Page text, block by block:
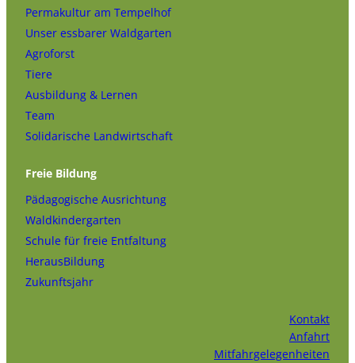
Permakultur am Tempelhof
Unser essbarer Waldgarten
Agroforst
Tiere
Ausbildung & Lernen
Team
Solidarische Landwirtschaft
Freie Bildung
Pädagogische Ausrichtung
Waldkindergarten
Schule für freie Entfaltung
HerausBildung
Zukunftsjahr
Kontakt
Anfahrt
Mitfahrgelegenheiten